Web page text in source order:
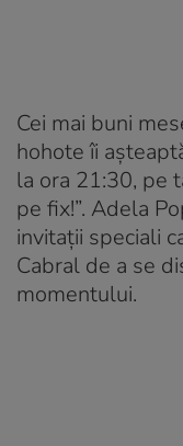
Cei mai buni
hohote îi
la ora 21:30, pe
pe fix!”. Adela
invitații speciali
Cabral de a se
momentului.